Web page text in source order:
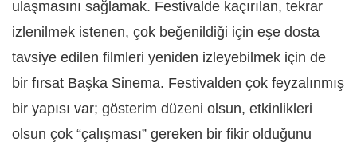
ulaşmasını sağlamak. Festivalde kaçırılan, tekrar
izlenilmek istenen, çok beğenildiği için eşe dosta
tavsiye edilen filmleri yeniden izleyebilmek için de
bir fırsat Başka Sinema. Festivalden çok feyzalınmış
bir yapısı var; gösterim düzeni olsun, etkinlikleri
olsun çok “çalışması” gereken bir fikir olduğunu